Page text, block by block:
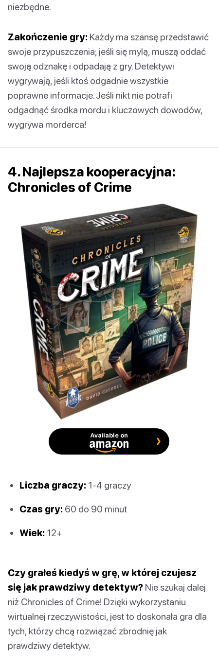
niezbędne.
Zakończenie gry: Każdy ma szansę przedstawić
swoje przypuszczenia; jeśli się mylą, muszą oddać
swoją odznakę i odpadają z gry. Detektywi
wygrywają, jeśli ktoś odgadnie wszystkie
poprawne informacje. Jeśli nikt nie potrafi
odgadnąć środka mordu i kluczowych dowodów,
wygrywa morderca!
4. Najlepsza kooperacyjna:
Chronicles of Crime
Available on
Liczba graczy: 1-4 graczy
Czas gry: 60 do 90 minut
Wiek: 12+
Czy grałeś kiedyś w grę, w której czujesz
się jak prawdziwy detektyw? Nie szukaj dalej
niż Chronicles of Crime! Dzięki wykorzystaniu
wirtualnej rzeczywistości, jest to doskonała gra dla
tych, którzy chcą rozwiązać zbrodnię jak
prawdziwy detektyw.